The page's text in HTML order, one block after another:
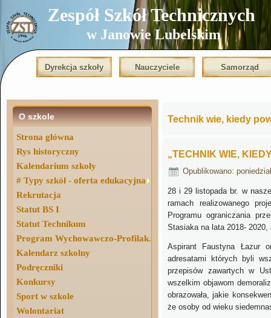
Zespół Szkół Technicznych
w Janowie Lubelskim
Dyrekcja szkoły Nauczyciele Samorząd
O szkole
Strona główna
Rys historyczny
Kalendarium szkoły
# Typy szkół - oferta edukacyjna
Rekrutacja
Statut BS I
Statut Technikum
Program Wychowawczo-Profilak.
Kalendarz szkolny
Podręczniki
Konkursy
Sport w szkole
Wolontariat
Technik wie, kiedy
„TECHNIK WIE,
Opublikowano:
28 i 29 listopada br. w
ramach realizowanego
Programu ograniczania
Stasiaka na lata 2018-
Aspirant Faustyna Łazur
adresatami których byli
przepisów zawartych w
wszelkim objawom
obrazowała, jakie
że osoby od wieku